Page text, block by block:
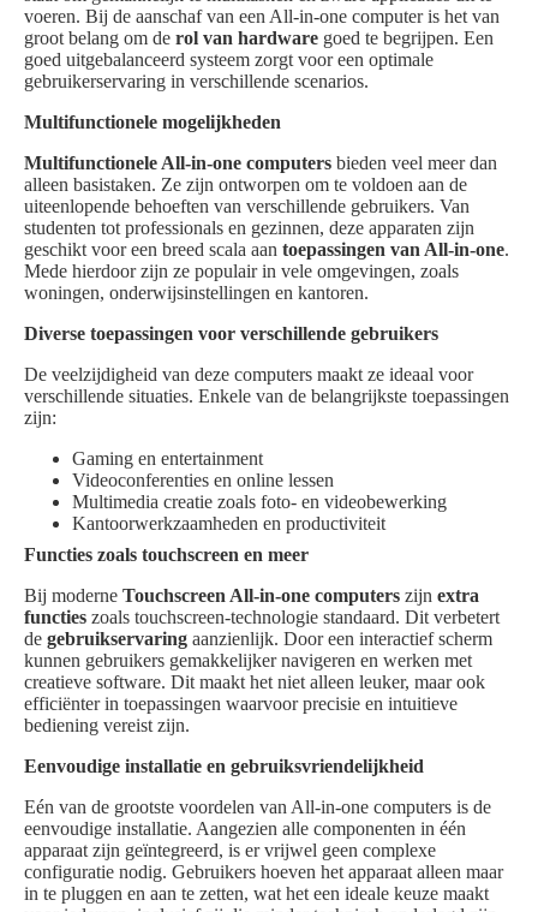
voeren. Bij de aanschaf van een All-in-one computer is het van
groot belang om de rol van hardware goed te begrijpen. Een
goed uitgebalanceerd systeem zorgt voor een optimale
gebruikerservaring in verschillende scenarios.
Multifunctionele mogelijkheden
Multifunctionele All-in-one computers bieden veel meer dan
alleen basistaken. Ze zijn ontworpen om te voldoen aan de
uiteenlopende behoeften van verschillende gebruikers. Van
studenten tot professionals en gezinnen, deze apparaten zijn
geschikt voor een breed scala aan toepassingen van All-in-one.
Mede hierdoor zijn ze populair in vele omgevingen, zoals
woningen, onderwijsinstellingen en kantoren.
Diverse toepassingen voor verschillende gebruikers
De veelzijdigheid van deze computers maakt ze ideaal voor
verschillende situaties. Enkele van de belangrijkste toepassingen
zijn:
Gaming en entertainment
Videoconferenties en online lessen
Multimedia creatie zoals foto- en videobewerking
Kantoorwerkzaamheden en productiviteit
Functies zoals touchscreen en meer
Bij moderne Touchscreen All-in-one computers zijn extra
functies zoals touchscreen-technologie standaard. Dit verbetert
de gebruikservaring aanzienlijk. Door een interactief scherm
kunnen gebruikers gemakkelijker navigeren en werken met
creatieve software. Dit maakt het niet alleen leuker, maar ook
efficiënter in toepassingen waarvoor precisie en intuitieve
bediening vereist zijn.
Eenvoudige installatie en gebruiksvriendelijkheid
Eén van de grootste voordelen van All-in-one computers is de
eenvoudige installatie. Aangezien alle componenten in één
apparaat zijn geïntegreerd, is er vrijwel geen complexe
configuratie nodig. Gebruikers hoeven het apparaat alleen maar
in te pluggen en aan te zetten, wat het een ideale keuze maakt